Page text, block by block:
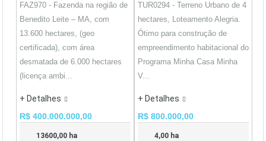
FAZ970 - Fazenda na região de
Benedito Leite – MA, com
13.600 hectares, (geo
certificada), com área
desmatada de 6.000 hectares
(licença ambi...
+ Detalhes
R$ 400.000.000,00
13600,00 ha
TUR0294 - Terreno Urbano de 4
hectares, Loteamento Alegria.
Ótimo para construção de
empreendimento habitacional do
Programa Minha Casa Minha
V...
+ Detalhes
R$ 800.000,00
4,00 ha